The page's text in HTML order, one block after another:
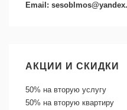
Email:
АКЦИИ И СКИДКИ
50% на вторую услугу
50% на вторую квартиру